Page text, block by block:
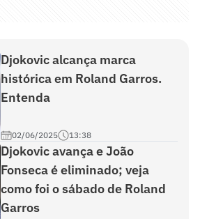
Djokovic alcança marca
histórica em Roland Garros.
Entenda
02/06/2025 13:38
Djokovic avança e João
Fonseca é eliminado; veja
como foi o sábado de Roland
Garros